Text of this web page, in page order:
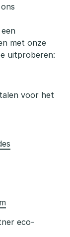
met onze
uitproberen:
voor het
eco-